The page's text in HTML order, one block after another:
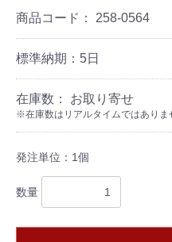
商品コード： 258-0564
標準納期：5日
在庫数： お取り寄せ
※在庫数はリアルタイムではありま
発注単位：1個
数量